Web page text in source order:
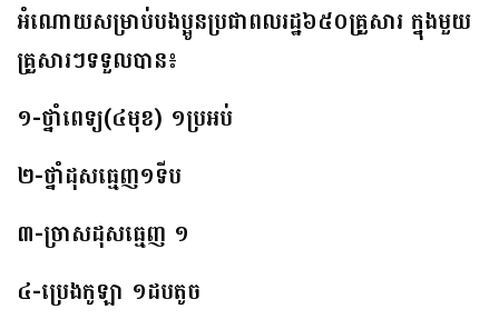
អំណោយសម្រាប់បងប្អូនប្រជាពលរដ្ឋ៦៥០គ្រួសារ ក្នុងមួយ
គ្រួសារៗទទួលបាន៖
១-ថ្នាំពេទ្យ(៤មុខ) ១ប្រអប់
២-ថ្នាំដុសធ្មេញ១ទីប
៣-ច្រាសដុសធ្មេញ ១
៤-ប្រេងកូឡា ១ដបតូច